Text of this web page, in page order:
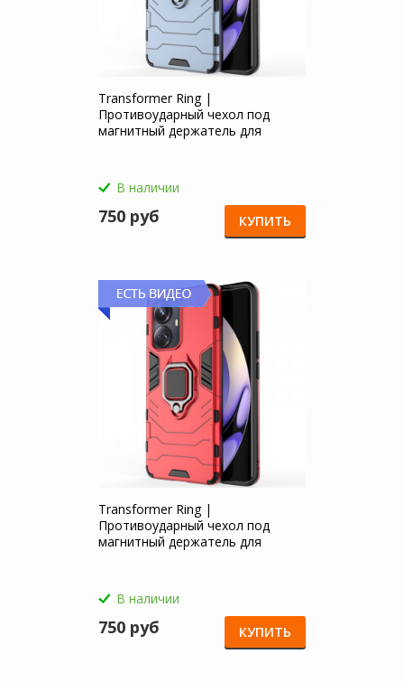
Transformer Ring |
Противоударный чехол под
магнитный держатель для
В наличии
750 руб КУПИТЬ
Transformer Ring |
Противоударный чехол под
магнитный держатель для
В наличии
750 руб КУПИТЬ